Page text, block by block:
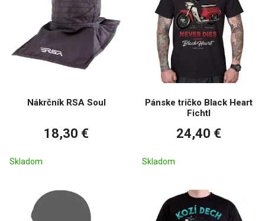
Nákrčník RSA Soul
18,30 €
Skladom
Pánske tričko Black Heart
Fichtl
24,40 €
Skladom